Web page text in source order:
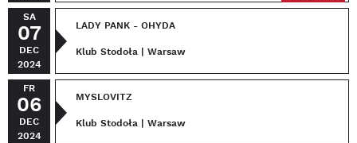
SA
07
DEC
2024
LADY PANK - OHYDA
Klub Stodoła | Warsaw
FR
06
DEC
2024
MYSLOVITZ
Klub Stodoła | Warsaw